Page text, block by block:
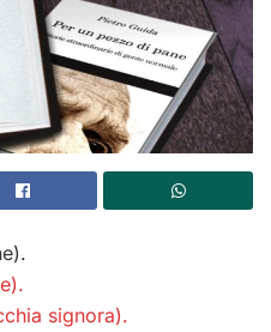
signora).